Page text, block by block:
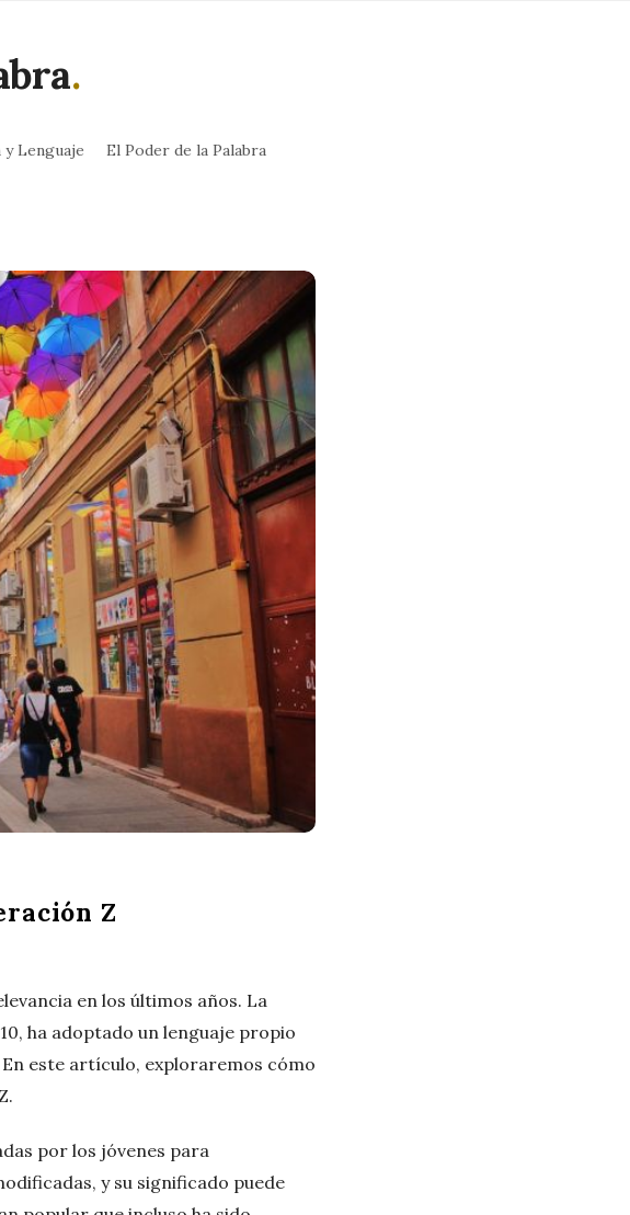
.
Lenguaje El Poder de la Palabra
Z
en los últimos años. La
ha adoptado un lenguaje propio
este artículo, exploraremos cómo
por los jóvenes para
y su significado puede